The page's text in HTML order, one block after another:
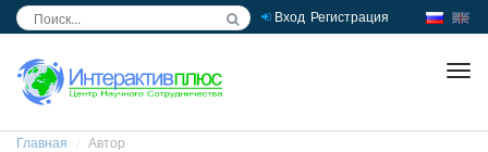
Вход Регистрация
Главная Автор